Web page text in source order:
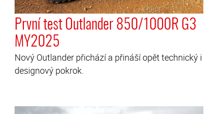
První test Outlander 850/1000R G3
MY2025
Nový Outlander přichází a přináší opět technický i
designový pokrok.